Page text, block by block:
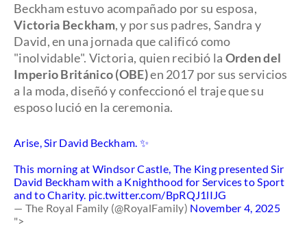
Beckham estuvo acompañado por su esposa,
Victoria Beckham, y por sus padres, Sandra y
David, en una jornada que calificó como
"inolvidable". Victoria, quien recibió la Orden del
Imperio Británico (OBE)en 2017 por sus servicios
a la moda, diseñó y confeccionó el traje que su
esposo lució en la ceremonia.
Arise, Sir David Beckham. ✨
This morning at Windsor Castle, The King presented Sir
David Beckham with a Knighthood for Services to Sport
and to Charity. pic.twitter.com/BpRQJ1lIJG
— The Royal Family (@RoyalFamily) November 4, 2025
">